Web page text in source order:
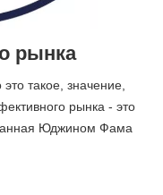
рынка
такое, значение,
рынка - это
Юджином Фама